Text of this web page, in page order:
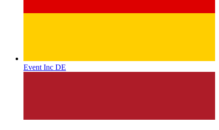
Event Inc DE